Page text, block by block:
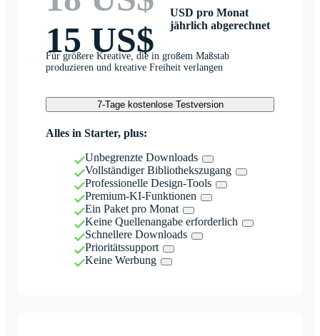
15 US$
USD pro Monat
jährlich abgerechnet
Für größere Kreative, die in großem Maßstab
produzieren und kreative Freiheit verlangen
7-Tage kostenlose Testversion
Alles in Starter, plus:
Unbegrenzte Downloads
Vollständiger Bibliothekszugang
Professionelle Design-Tools
Premium-KI-Funktionen
Ein Paket pro Monat
Keine Quellenangabe erforderlich
Schnellere Downloads
Prioritätssupport
Keine Werbung